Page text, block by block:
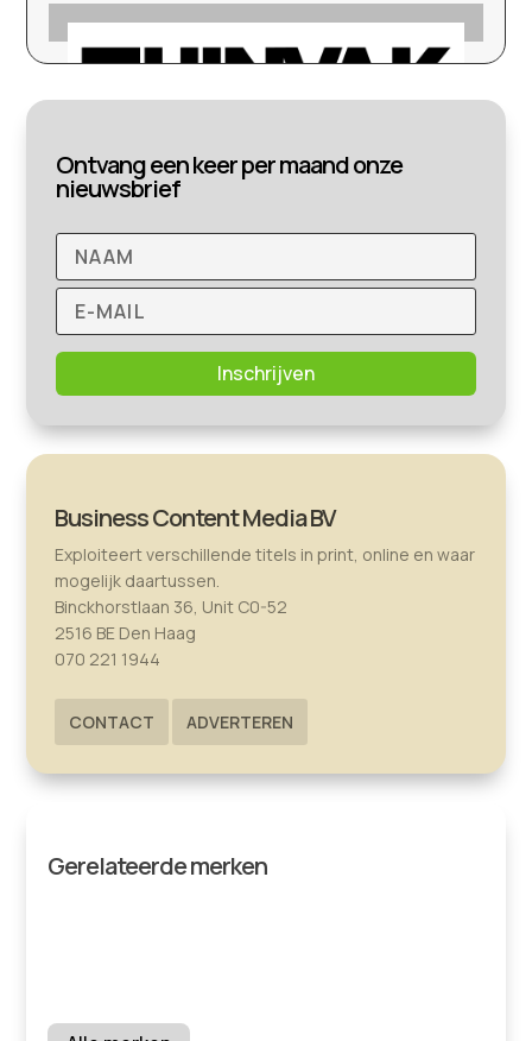
Ontvang een keer per maand onze
nieuwsbrief
Inschrijven
Business Content Media BV
Exploiteert verschillende titels in print, online en waar
mogelijk daartussen.
Binckhorstlaan 36, Unit C0-52
2516 BE Den Haag
070 221 1944
CONTACT ADVERTEREN
Gerelateerde merken